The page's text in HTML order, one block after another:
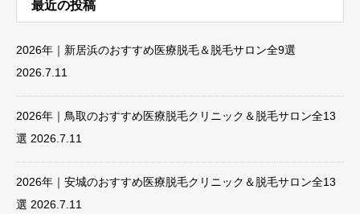
最近の投稿
2026年｜新居浜のおすすめ医療脱毛＆脱毛サロン全9選
2026.7.11
2026年｜鳥取のおすすめ医療脱毛クリニック＆脱毛サロン全13
選 2026.7.11
2026年｜安城のおすすめ医療脱毛クリニック＆脱毛サロン全13
選 2026.7.11